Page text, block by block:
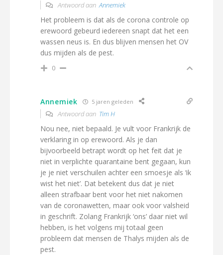
Antwoord aanAnnemiek
Het probleem is dat als de corona controle op
erewoord gebeurd iedereen snapt dat het een
wassen neus is. En dus blijven mensen het OV
dus mijden als de pest.
0
Annemiek 5 jaren geleden
Antwoord aan Tim H
Nou nee, niet bepaald. Je vult voor Frankrijk de
verklaring in op erewoord. Als je dan
bijvoorbeeld betrapt wordt op het feit dat je
niet in verplichte quarantaine bent gegaan, kun
je je niet verschuilen achter een smoesje als ‘ik
wist het niet’. Dat betekent dus dat je niet
alleen strafbaar bent voor het niet nakomen
van de coronawetten, maar ook voor valsheid
in geschrift. Zolang Frankrijk ‘ons’ daar niet wil
hebben, is het volgens mij totaal geen
probleem dat mensen de Thalys mijden als de
pest.